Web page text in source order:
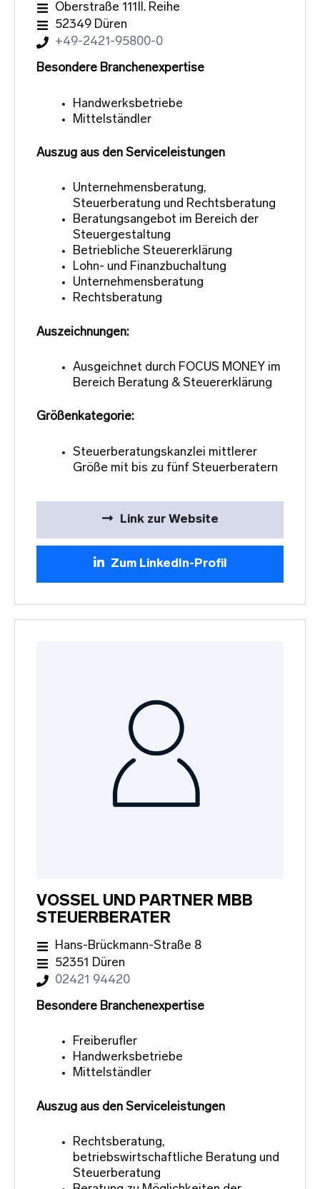
Oberstraße 111II. Reihe
52349 Düren
+49-2421-95800-0
Besondere Branchenexpertise
Handwerksbetriebe
Mittelständler
Auszug aus den Serviceleistungen
Unternehmensberatung,
Steuerberatung und Rechtsberatung
Beratungsangebot im Bereich der
Steuergestaltung
Betriebliche Steuererklärung
Lohn- und Finanzbuchaltung
Unternehmensberatung
Rechtsberatung
Auszeichnungen:
Ausgeichnet durch FOCUS MONEY im
Bereich Beratung & Steuererklärung
Größenkategorie:
Steuerberatungskanzlei mittlerer
Größe mit bis zu fünf Steuerberatern
Link zur Website
Zum LinkedIn-Profil
VOSSEL UND PARTNER MBB
STEUERBERATER
Hans-Brückmann-Straße 8
52351 Düren
02421 94420
Besondere Branchenexpertise
Freiberufler
Handwerksbetriebe
Mittelständler
Auszug aus den Serviceleistungen
Rechtsberatung,
betriebswirtschaftliche Beratung und
Steuerberatung